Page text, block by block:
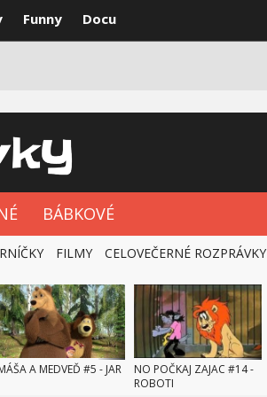
Funny Docu
BÁBKOVÉ
FILMY CELOVEČERNÉ ROZPRÁVKY
A MEDVEĎ #5 - JAR
NO POČKAJ ZAJAC #14 -
ROBOTI